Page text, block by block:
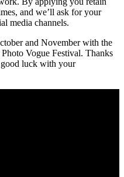
and we’ll ask for your
media channels.
and November with the
Vogue Festival. Thanks
luck with your